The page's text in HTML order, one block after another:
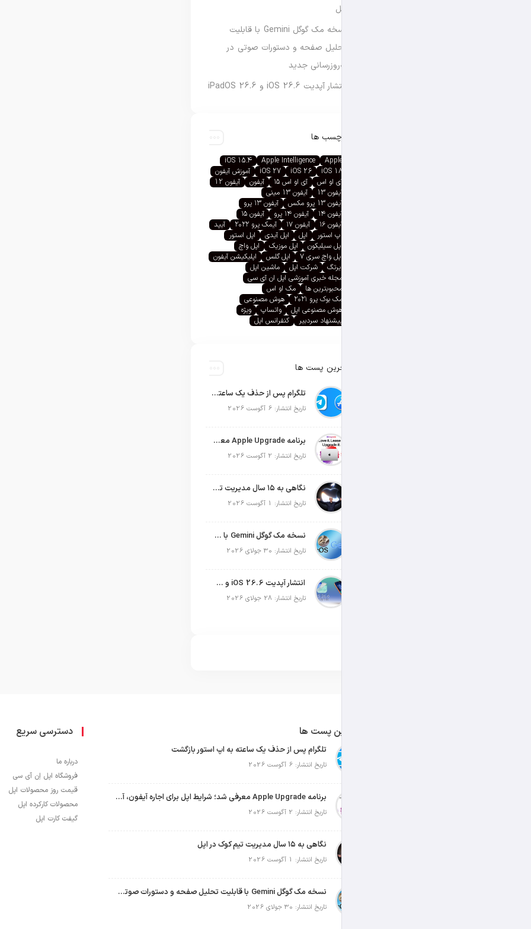
اپل
نسخه مک گوگل Gemini با قابلیت
تحلیل صفحه و دستورات صوتی در
به‌روزرسانی جدید
انتشار آپدیت iOS 26.6 و iPadOS 26.6
برچسب ها
Apple
Apple Intelligence
iOS 15.4
iOS 18
iOS 26
iOS 27
آموزش آیفون
آی او اس
آی او اس ۱۵ آیفون
آیفون 12
آیفون 13
آیفون 13 مینی
آیفون 13 پرو مکس
آیفون ۱۳ پرو
آیفون ۱۴
آیفون ۱۴ پرو
آیفون ۱۵
آیفون ۱۶
آیفون ۱۷ آیمک پرو ۲۰۲۲
آیپد
اپ استور
اپل اپل آیدی
اپل استور
اپل سیلیکون
اپل موزیک
اپل واچ
اپل واچ سری ۷
اپل گلس
اپلیکیشن آیفون
ایرتگ
شرکت اپل
ماشین اپل
مجله خبری آموزشی اپل ان آی سی
محبوبترین ها
مک او اس
مک بوک پرو ۲۰۲۱
هوش مصنوعی
هوش مصنوعی اپل
واتساپ
ویژه
پیشنهاد سردبیر
کنفرانس اپل
آخرین پست ها
تلگرام پس از حذف یک ساعته به اپ استور بازگشت
تاریخ انتشار: 6 آگوست 2026
برنامه Apple Upgrade معرفی شد؛ شرایط اپل برای اجاره آیفون، آیپد، مک و اپل واچ
تاریخ انتشار: 2 آگوست 2026
نگاهی به ۱۵ سال مدیریت تیم کوک در اپل
تاریخ انتشار: 1 آگوست 2026
نسخه مک گوگل Gemini با قابلیت تحلیل صفحه و دستورات صوتی در به‌روزرسانی جدید
تاریخ انتشار: 30 جولای 2026
انتشار آپدیت iOS 26.6 و iPadOS 26.6
تاریخ انتشار: 28 جولای 2026
آخرین پست ها
تلگرام پس از حذف یک ساعته به اپ استور بازگشت
تاریخ انتشار: 6 آگوست 2026
برنامه Apple Upgrade معرفی شد؛ شرایط اپل برای اجاره آیفون، آیپد، مک و اپل واچ
تاریخ انتشار: 2 آگوست 2026
نگاهی به ۱۵ سال مدیریت تیم کوک در اپل
تاریخ انتشار: 1 آگوست 2026
نسخه مک گوگل Gemini با قابلیت تحلیل صفحه و دستورات صوتی در به‌روزرسانی جدید
تاریخ انتشار: 30 جولای 2026
دسترسی سریع
درباره ما
فروشگاه اپل اِن آی سی
قیمت روز محصولات اپل
محصولات کارکرده اپل
گیفت کارت اپل